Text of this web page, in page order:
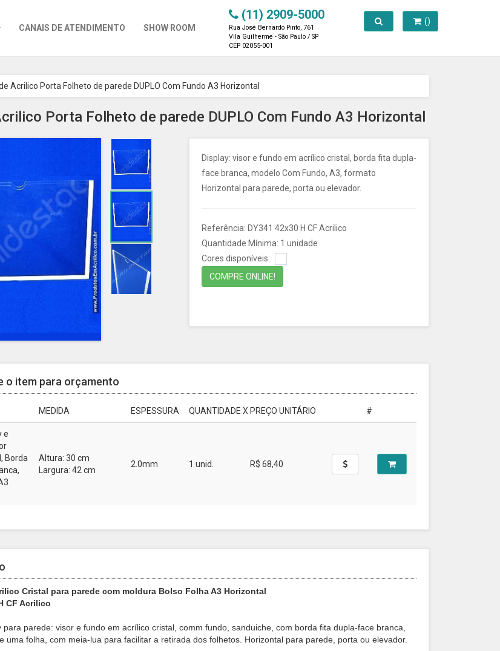
CANAIS DE ATENDIMENTO SHOW ROOM
(11) 2909-5000
Rua José Bernardo Pinto, 761
Vila Guilherme - São Paulo / SP
CEP 02055-001
()
Toggle search
Acrilico Porta Folheto de parede DUPLO Com Fundo A3 Horizontal
Porta Folheto de parede DUPLO Com Fundo A3 Horizontal
Display: visor e fundo em acrílico cristal, borda fita dupla-
face branca, modelo Com Fundo, A3, formato
Horizontal para parede, porta ou elevador.
Referência: DY341 42x30 H CF Acrilico
Quantidade Mínima: 1 unidade
Cores disponíveis:
COMPRE ONLINE!
o item para orçamento
MEDIDA ESPESSURA QUANTIDADE X PREÇO UNITÁRIO #
e
Borda
Altura: 30 cm
Largura: 42 cm
2.0mm 1 unid. R$ 68,40
Cristal para parede com moldura Bolso Folha A3 Horizontal
CF Acrilico
para parede: visor e fundo em acrílico cristal, comm fundo, sanduiche, com borda fita dupla-face branca,
uma folha, com meia-lua para facilitar a retirada dos folhetos. Horizontal para parede, porta ou elevador.